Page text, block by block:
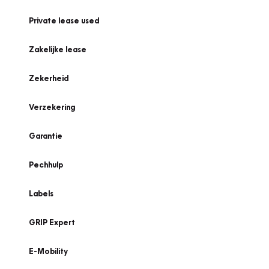
Private lease used
Zakelijke lease
Zekerheid
Verzekering
Garantie
Pechhulp
Labels
GRIP Expert
E-Mobility